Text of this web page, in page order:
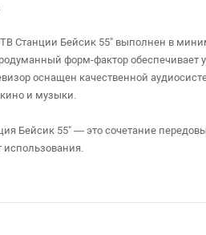
Станции Бейсик 55" выполнен в
форм-фактор обеспечивает
оснащен качественной
и музыки.
Бейсик 55" — это сочетание
использования.